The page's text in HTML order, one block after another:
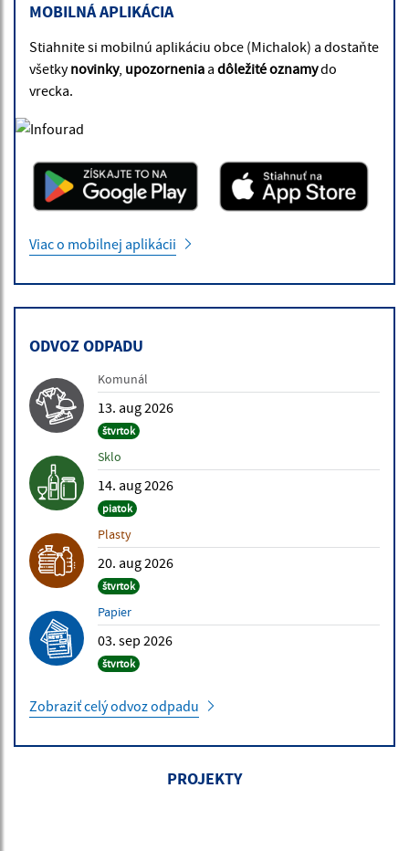
MOBILNÁ APLIKÁCIA
Stiahnite si mobilnú aplikáciu obce (Michalok) a dostaňte
všetkynovinky, upozornenia a dôležité oznamydo
vrecka.
Viac o mobilnej aplikácii
ODVOZ ODPADU
Komunál
13. aug 2026
štvrtok
Sklo
14. aug 2026
piatok
Plasty
20. aug 2026
štvrtok
Papier
03. sep 2026
štvrtok
Zobraziť celý odvoz odpadu
PROJEKTY